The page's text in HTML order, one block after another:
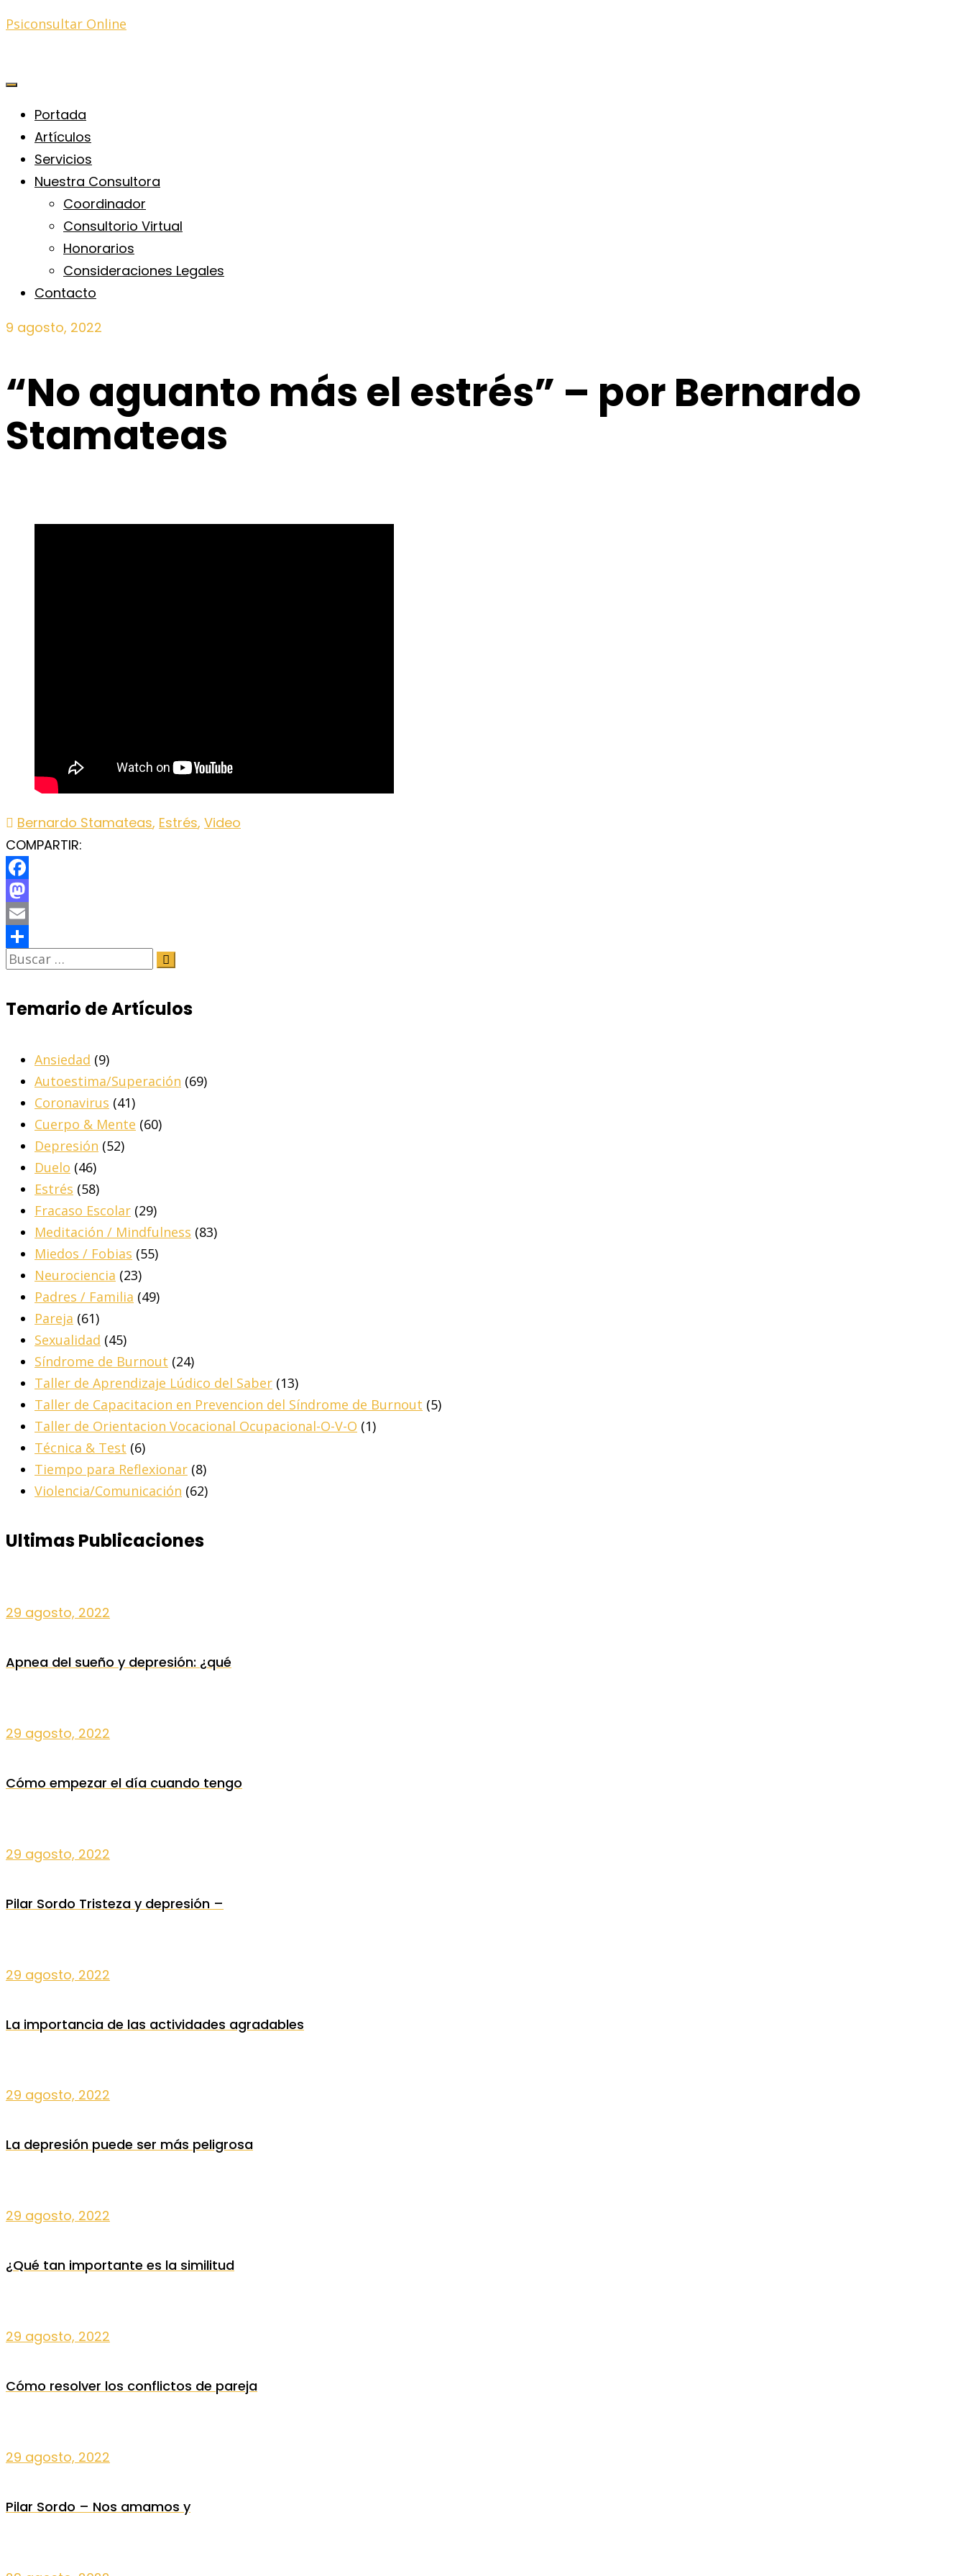
Psiconsultar Online
Portada
Artículos
Servicios
Nuestra Consultora
Coordinador
Consultorio Virtual
Honorarios
Consideraciones Legales
Contacto
9 agosto, 2022
“No aguanto más el estrés” – por Bernardo
Stamateas
Bernardo Stamateas, Estrés, Video
COMPARTIR:
Facebook
Mastodon
Email
Share
Temario de Artículos
Ansiedad (9)
Autoestima/Superación (69)
Coronavirus (41)
Cuerpo & Mente (60)
Depresión (52)
Duelo (46)
Estrés (58)
Fracaso Escolar (29)
Meditación / Mindfulness (83)
Miedos / Fobias (55)
Neurociencia (23)
Padres / Familia (49)
Pareja (61)
Sexualidad (45)
Síndrome de Burnout (24)
Taller de Aprendizaje Lúdico del Saber (13)
Taller de Capacitacion en Prevencion del Síndrome de Burnout (5)
Taller de Orientacion Vocacional Ocupacional-O-V-O (1)
Técnica & Test (6)
Tiempo para Reflexionar (8)
Violencia/Comunicación (62)
Ultimas Publicaciones
29 agosto, 2022
Apnea del sueño y depresión: ¿qué
29 agosto, 2022
Cómo empezar el día cuando tengo
29 agosto, 2022
Pilar Sordo Tristeza y depresión –
29 agosto, 2022
La importancia de las actividades agradables
29 agosto, 2022
La depresión puede ser más peligrosa
29 agosto, 2022
¿Qué tan importante es la similitud
29 agosto, 2022
Cómo resolver los conflictos de pareja
29 agosto, 2022
Pilar Sordo – Nos amamos y